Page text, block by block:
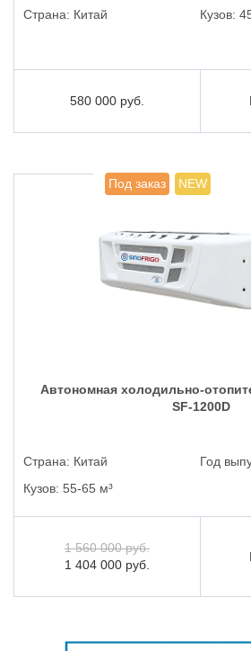
Страна: Китай Кузов:
580 000 руб.
Под заказ NEW
Автономная холодильно-
SF-1200D
Страна: Китай Год
Кузов: 55-65 м³
1 560 000 руб.
1 404 000 руб.